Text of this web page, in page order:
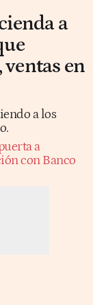
a
en
a los
a
con Banco